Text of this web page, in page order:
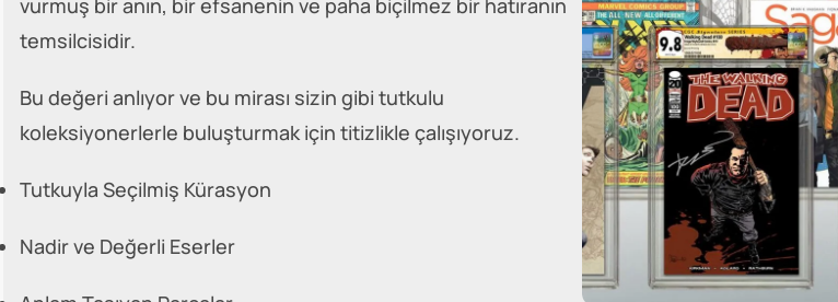
vurmuş bir anın, bir efsanenin ve paha biçilmez bir hatıranın
temsilcisidir.
Bu değeri anlıyor ve bu mirası sizin gibi tutkulu
koleksiyonerlerle buluşturmak için titizlikle çalışıyoruz.
Tutkuyla Seçilmiş Kürasyon
Nadir ve Değerli Eserler